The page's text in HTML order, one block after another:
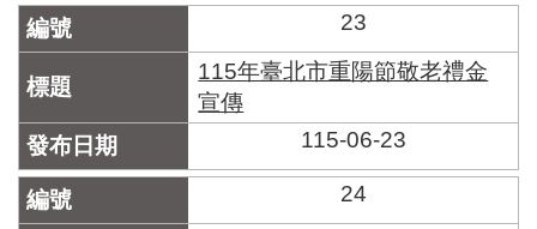
資
產
臺
市
區
里
界
23
115年臺北市重陽節敬老禮金
宣傳
115-06-23
24